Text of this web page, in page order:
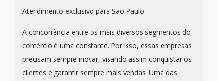
Atendimento exclusivo para São Paulo
A concorrência entre os mais diversos segmentos do
comércio é uma constante. Por isso, essas empresas
precisam sempre inovar, visando assim conquistar os
clientes e garantir sempre mais vendas. Uma das